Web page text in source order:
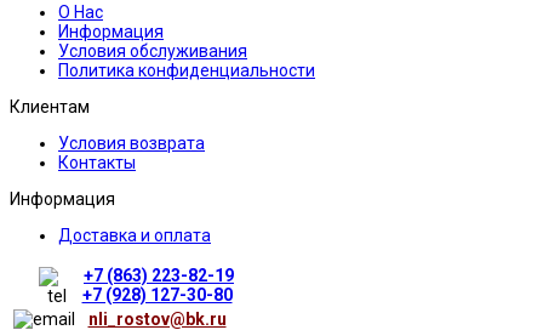
О Нас
Информация
Условия обслуживания
Политика конфиденциальности
Клиентам
Условия возврата
Контакты
Информация
Доставка и оплата
+7 (863) 223-82-19
+7 (928) 127-30-80
nli_rostov@bk.ru